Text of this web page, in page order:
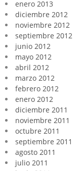
enero 2013
diciembre 2012
noviembre 2012
septiembre 2012
junio 2012
mayo 2012
abril 2012
marzo 2012
febrero 2012
enero 2012
diciembre 2011
noviembre 2011
octubre 2011
septiembre 2011
agosto 2011
julio 2011